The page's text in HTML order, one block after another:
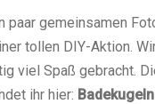
gemeinsamen
tollen DIY-Aktion.
viel Spaß gebracht.
ihr hier: